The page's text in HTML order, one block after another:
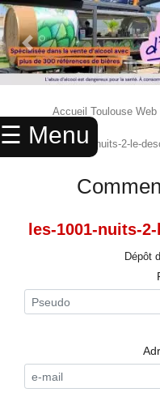
☰ Menu
× ACCUEIL
ANNUAIRE
CINEMA
SPORTS
RESTAURANTS
Previous Slide
Accueil Toulouse Web
les-1001-nuits-2-le-
les-1001-nuits-
Dépôt